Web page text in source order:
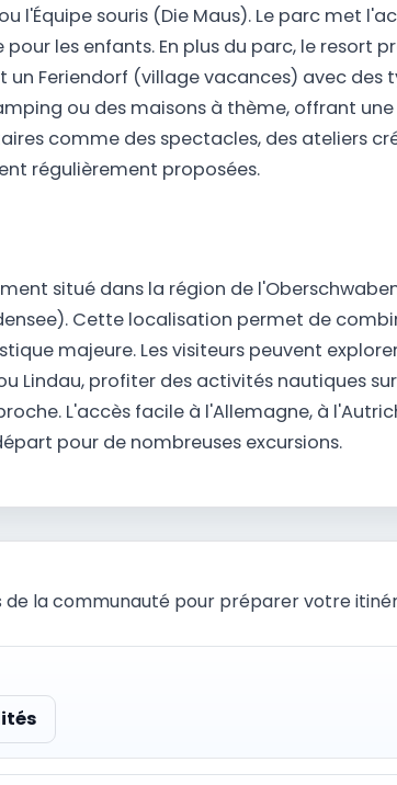
l'Équipe souris (Die Maus). Le parc met
les enfants. En plus du parc, le resort
Feriendorf (village vacances) avec des
ou des maisons à thème, offrant
comme des spectacles, des ateliers
régulièrement proposées.
situé dans la région de
Cette localisation permet de
majeure. Les visiteurs peuvent
Lindau, profiter des activités nautiques
L'accès facile à l'Allemagne, à
pour de nombreuses excursions.
de la communauté pour préparer votre